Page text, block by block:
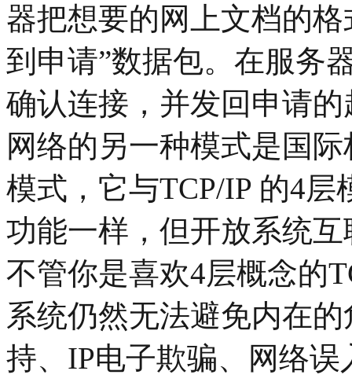
器把想要的网上文档的
到申请”数据包。在服务
确认连接，并发回申请
网络的另一种模式是国
模式，它与TCP/IP 的4
功能一样，但开放系统
不管你是喜欢4层概念的
系统仍然无法避免内在
持、IP电子欺骗、网络